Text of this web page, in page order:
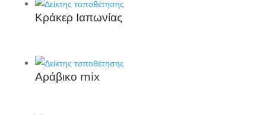
Κράκερ Ιαπωνίας
Αράβικο mix